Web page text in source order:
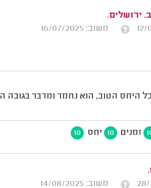
ירושלים.
משוב: 16/07/2025
לו 10 על כל היחס הטוב, הוא נחמד ומדבר
זמנים 10 יחס 10
משוב: 14/08/2025